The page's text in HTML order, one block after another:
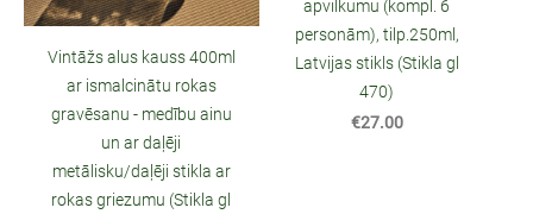
Vintāžs alus kauss 400ml
ar ismalcinātu rokas
gravēsanu - medību ainu
un ar daļēji
metālisku/daļēji stikla ar
rokas griezumu (Stikla gl
apvilkumu (kompl. 6
personām), tilp.250ml,
Latvijas stikls (Stikla gl
470)
€27.00